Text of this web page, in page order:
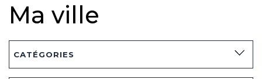
Ma ville
CATÉGORIES